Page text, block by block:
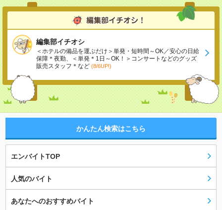
編集部イチオシ
＜ホテルの備品を運ぶだけ＞単発・短時間～OK／安心の日給
保障＊夜勤、＜単発＊1日～OK！＞コンサートなどのグッズ
販売スタッフ＊など (8/6UP!)
かんたん検索はこちら
エンバイトTOP
人気のバイト
あなたへのおすすめバイト